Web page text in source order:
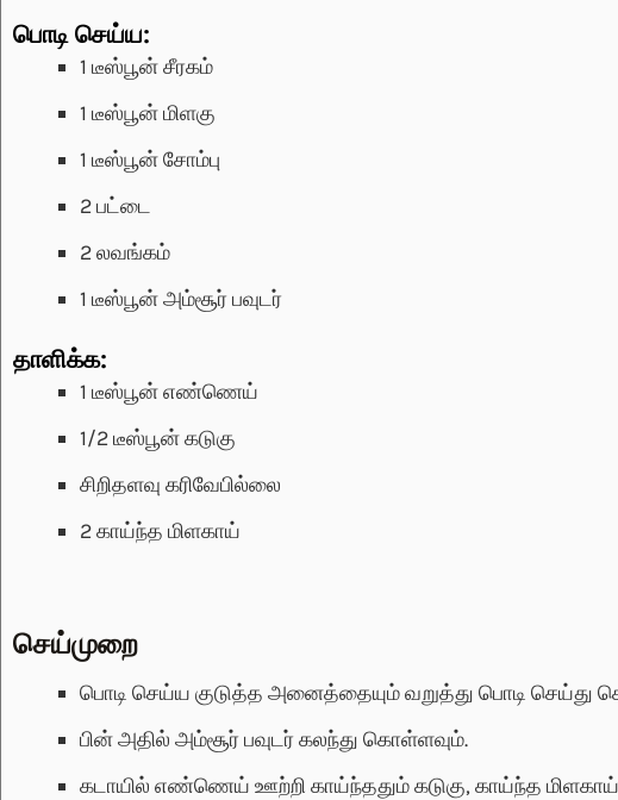
பொடி செய்ய:
1 டீஸ்பூன்சீரகம்
1 டீஸ்பூன்மிளகு
1 டீஸ்பூன்சோம்பு
2பட்டை
2லவங்கம்
1 டீஸ்பூன்அம்சூர் பவுடர்
தாளிக்க:
1 டீஸ்பூன்எண்ணெய்
1/2டீஸ்பூன்கடுகு
சிறிதளவு கரிவேபில்லை
2காய்ந்த மிளகாய்
செய்முறை
பொடி செய்ய குடுத்த அனைத்தையும் வறுத்து பொடி செய்து
பின் அதில் அம்சூர் பவுடர் கலந்து கொள்ளவும்.
கடாயில் எண்ணெய் ஊற்றி காய்ந்ததும் கடுகு, காய்ந்த